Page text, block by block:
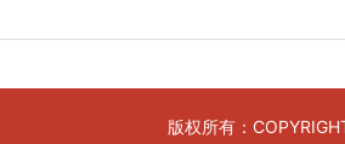
版权所有：